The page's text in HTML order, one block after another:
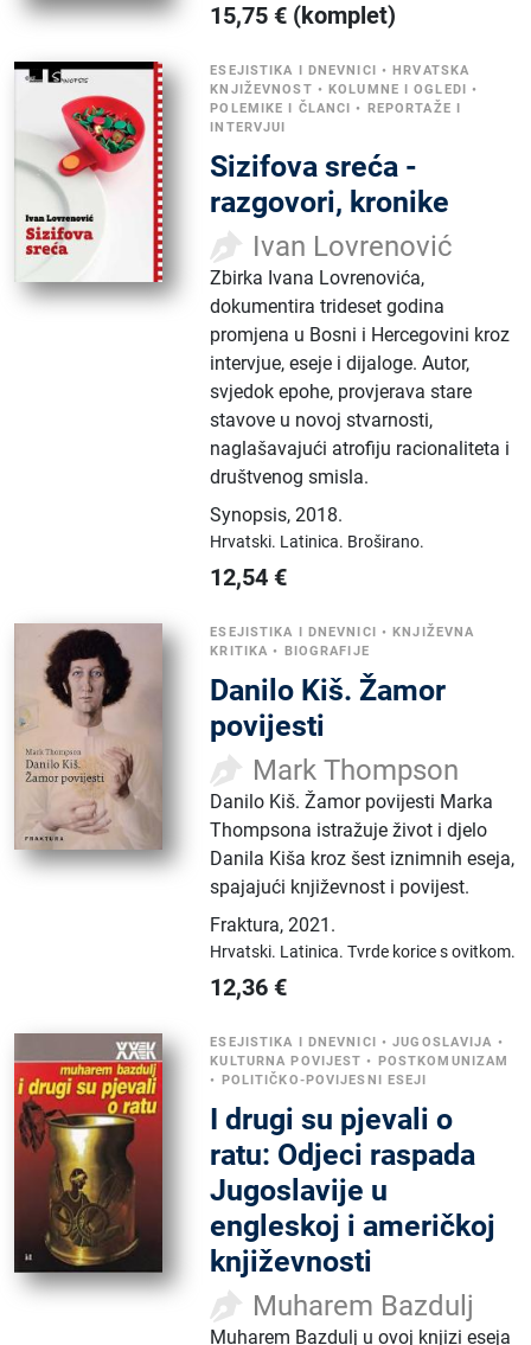
15,75 € (komplet)
ESEJISTIKA I DNEVNICI • HRVATSKA
KNJIŽEVNOST • KOLUMNE I OGLEDI
•
POLEMIKE I ČLANCI
•
REPORTAŽE I
INTERVJUI
Sizifova sreća -
razgovori, kronike
Ivan Lovrenović
Zbirka Ivana Lovrenovića,
dokumentira trideset godina
promjena u Bosni i Hercegovini kroz
intervjue, eseje i dijaloge. Autor,
svjedok epohe, provjerava stare
stavove u novoj stvarnosti,
naglašavajući atrofiju racionaliteta i
društvenog smisla.
Synopsis,2018.
Hrvatski. Latinica. Broširano.
12,54 €
ESEJISTIKA I DNEVNICI • KNJIŽEVNA
KRITIKA • BIOGRAFIJE
Danilo Kiš. Žamor
povijesti
Mark Thompson
Danilo Kiš. Žamor povijesti Marka
Thompsona istražuje život i djelo
Danila Kiša kroz šest iznimnih eseja,
spajajući književnost i povijest.
Fraktura,2021.
Hrvatski. Latinica.Tvrde korice s ovitkom.
12,36 €
ESEJISTIKA I DNEVNICI •JUGOSLAVIJA •
KULTURNA POVIJEST •
POSTKOMUNIZAM
•
POLITIČKO-POVIJESNI ESEJI
I drugi su pjevali o
ratu: Odjeci raspada
Jugoslavije u
engleskoj i američkoj
književnosti
Muharem Bazdulj
Muharem Bazdulj u ovoj knjizi eseja